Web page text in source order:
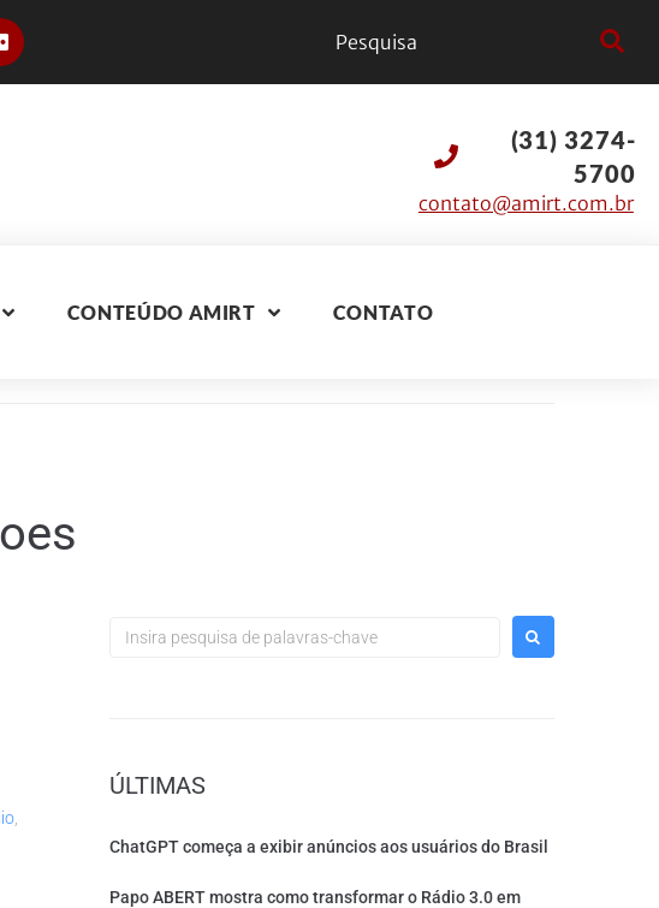
(31) 3274-
5700
contato@amirt.com.br
CONTEÚDO AMIRT CONTATO
ÚLTIMAS
ChatGPT começa a exibir anúncios aos usuários do Brasil
Papo ABERT mostra como transformar o Rádio 3.0 em